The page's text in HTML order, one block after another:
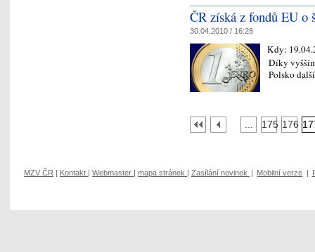
ČR získá z fondů EU o
30.04.2010 / 16:28
Kdy:
Díky
Polsko
175 176
MZV ČR Kontakt Webmaster mapa stránek Zasílání novinek Mobilní verze